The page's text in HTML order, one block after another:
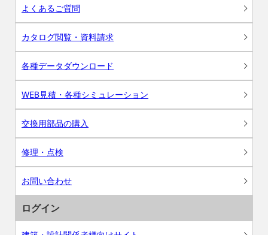
よくあるご質問
カタログ閲覧・資料請求
各種データダウンロード
WEB見積・各種シミュレーション
交換用部品の購入
修理・点検
お問い合わせ
ログイン